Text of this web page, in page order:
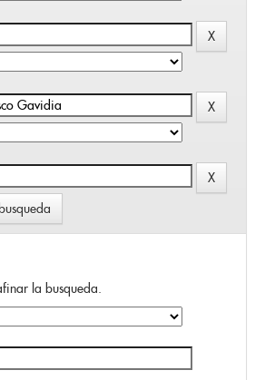
la busqueda.